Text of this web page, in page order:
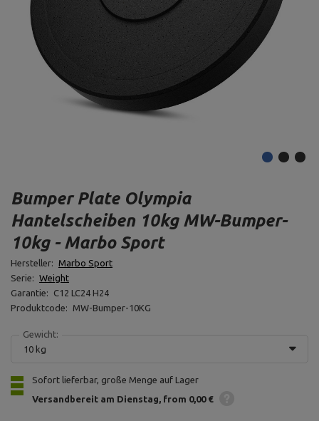
Bumper Plate Olympia
Hantelscheiben 10kg MW-Bumper-
10kg - Marbo Sport
Hersteller: Marbo Sport
Serie: Weight
Garantie:
C12 LC24 H24
Produktcode:
MW-Bumper-10KG
Gewicht:
10 kg
Sofort lieferbar, große Menge auf Lager
Versandbereit am Dienstag from 0,00 €